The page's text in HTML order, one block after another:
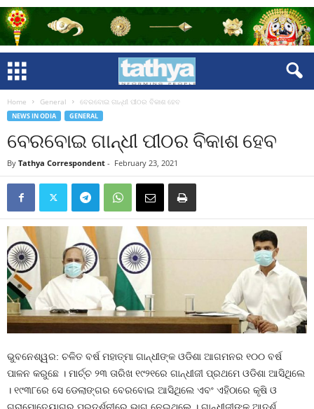
Home General ବେରବୋଇ ଗାନ୍ଧୀ ପୀଠର ବିକାଶ ହେବ
NEWS IN ODIA GENERAL
ବେରବୋଇ ଗାନ୍ଧୀ ପୀଠର ବିକାଶ ହେବ
By Tathya Correspondent - February 23, 2021
ଭୁବନେଶ୍ୱର: ଚଳିତ ବର୍ଷ ମହାତ୍ମା ଗାନ୍ଧୀଙ୍କ ଓଡିଶା ଆଗମନର ୧୦୦ ବର୍ଷ
ପାଳନ କରୁଛେ । ମାର୍ଚ୍ଚ ୨୩ ତାରିଖ ୧୯୨୧ରେ ଗାନ୍ଧୀଜୀ ପ୍ରଥମେ ଓଡିଶା ଆସିଥିଲେ
। ୧୯୩୮ରେ ସେ ଡେଲାଙ୍ଗର ବେରବୋଇ ଆସିଥିଲେ ଏବଂ ଏହିଠାରେ କୃଷି ଓ